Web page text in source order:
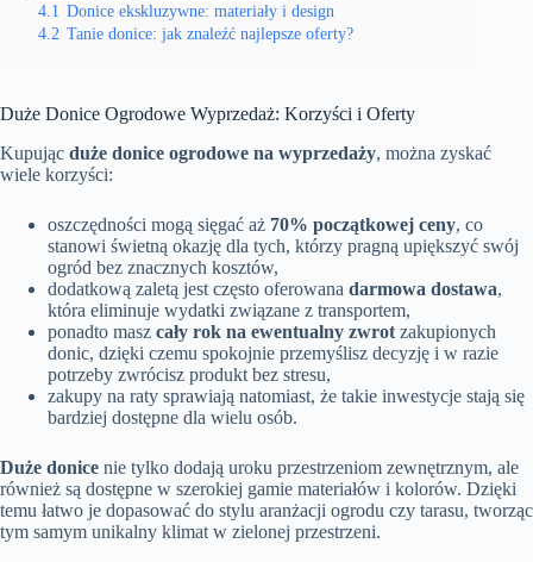
4.1 Donice ekskluzywne: materiały i design
4.2 Tanie donice: jak znaleźć najlepsze oferty?
Duże Donice Ogrodowe Wyprzedaż: Korzyści i Oferty
Kupując duże donice ogrodowe na wyprzedaży, można zyskać
wiele korzyści:
oszczędności mogą sięgać aż 70% początkowej ceny, co
stanowi świetną okazję dla tych, którzy pragną upiększyć swój
ogród bez znacznych kosztów,
dodatkową zaletą jest często oferowana darmowa dostawa,
która eliminuje wydatki związane z transportem,
ponadto masz cały rok na ewentualny zwrot zakupionych
donic, dzięki czemu spokojnie przemyślisz decyzję i w razie
potrzeby zwrócisz produkt bez stresu,
zakupy na raty sprawiają natomiast, że takie inwestycje stają się
bardziej dostępne dla wielu osób.
Duże donice nie tylko dodają uroku przestrzeniom zewnętrznym, ale
również są dostępne w szerokiej gamie materiałów i kolorów. Dzięki
temu łatwo je dopasować do stylu aranżacji ogrodu czy tarasu, tworząc
tym samym unikalny klimat w zielonej przestrzeni.